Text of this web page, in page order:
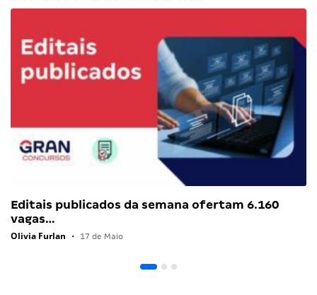
Editais publicados da semana ofertam 6.160
vagas…
Olivia Furlan • 17 de Maio